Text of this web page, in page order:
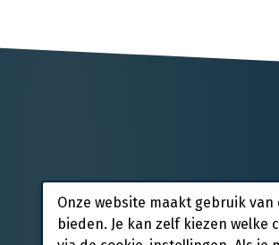
Onze website maakt gebruik
bieden. Je kan zelf kiezen welke